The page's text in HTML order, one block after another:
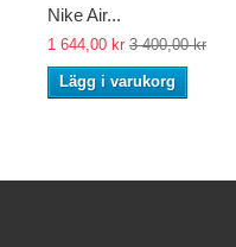
Nike Air...
1 644,00 kr 3 400,00 kr
Lägg i varukorg